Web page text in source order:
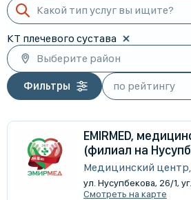
Какой тип услуг вы ищите?
КТ плечевого сустава
Выберите район
Фильтры
EMIRMED,
(филиал на
Медицинский
ул. Нусупбекова, 26/1,
Смотреть на карте